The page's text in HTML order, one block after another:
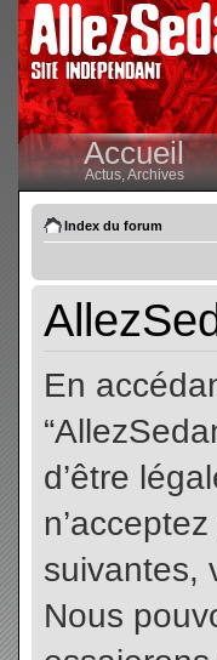
Accueil
Actus,Archives
Index du forum
En
d’être
suivantes,
Nous